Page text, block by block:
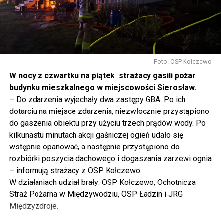
tak to traktujemy. Jesteśmy dzisiaj w Wolinie. Często to
mówię, tutaj, na wyspie Wolin, na wyspie Uznam, Polska
się tutaj nie kończy, Polska się tutaj zaczyna.
Gdyby nie determinacja rządu Prawa i Sprawiedliwości,
to tunel pod Świną do dzisiaj byłby w sferze
projektowania i dyskusji. Ważny tutaj był wkład
samorządu, ale to rząd PiS podjął w tej sprawie
najważniejsze decyzje. Powstał dzięki ogromnej
determinacji rządu najpierw Pani Premier Beaty Szydło,
a następnie Pana Premiera Mateusza Morawieckiego.
Chciałbym podziękować Panu Premierowi za to jak
osobiście pilnował powstania tej inwestycji. Cieszymy
się, że turyści również korzystają z tunelu, cieszymy się,
że wśród tych 4 milionów samochodów, które
przejechały już otwartym tunelem w Świnoujściu,
przyjechało tutaj do nas tak wielu turystów z zagranicy
– powiedział Wiceprezes PiS Joachim Brudziński w
Foto: OSP Kołczewo
W nocy z czwartku na piątek strażacy gasili pożar
budynku mieszkalnego w miejscowości Sierosław.
– Do zdarzenia wyjechały dwa zastępy GBA. Po ich
dotarciu na miejsce zdarzenia, niezwłocznie przystąpiono
do gaszenia obiektu przy użyciu trzech prądów wody. Po
kilkunastu minutach akcji gaśniczej ogień udało się
wstępnie opanować, a następnie przystąpiono do
rozbiórki poszycia dachowego i dogaszania zarzewi ognia
– informują strażacy z OSP Kołczewo.
W działaniach udział brały: OSP Kołczewo, Ochotnicza
Straż Pożarna w Międzywodziu, OSP Ładzin i JRG
Międzyzdroje.